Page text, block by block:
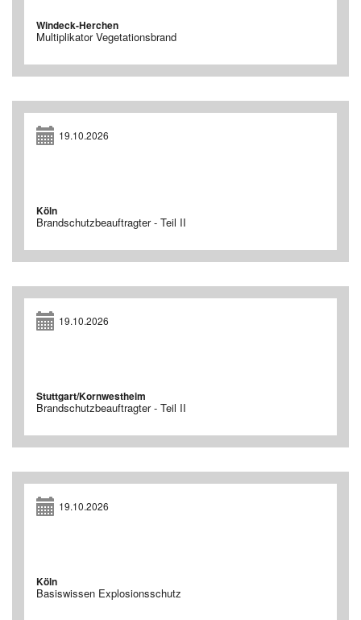
Windeck-Herchen
Multiplikator Vegetationsbrand
19.10.2026
Köln
Brandschutzbeauftragter - Teil II
19.10.2026
Stuttgart/Kornwestheim
Brandschutzbeauftragter - Teil II
19.10.2026
Köln
Basiswissen Explosionsschutz